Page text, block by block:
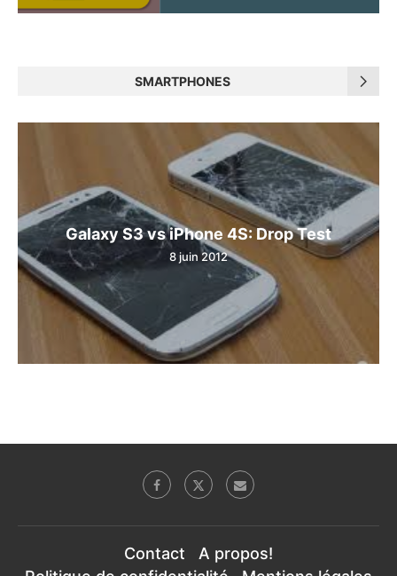
SMARTPHONES
Galaxy S3 vs iPhone 4S: Drop Test
8 juin 2012
Contact
A propos!